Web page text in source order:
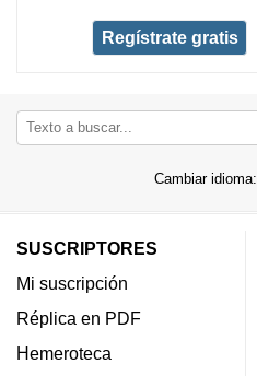
Regístrate gratis
Cambiar idioma:
SUSCRIPTORES
Mi suscripción
Réplica en PDF
Hemeroteca